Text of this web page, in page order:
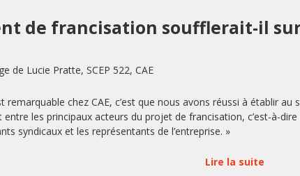
de francisation soufflerait-il
de Lucie Pratte, SCEP 522, CAE
remarquable chez CAE, c’est que nous avons réussi à établir
entre les principaux acteurs du projet de francisation, c’est-à-
syndicaux et les représentants de l’entreprise. »
Lire la suite